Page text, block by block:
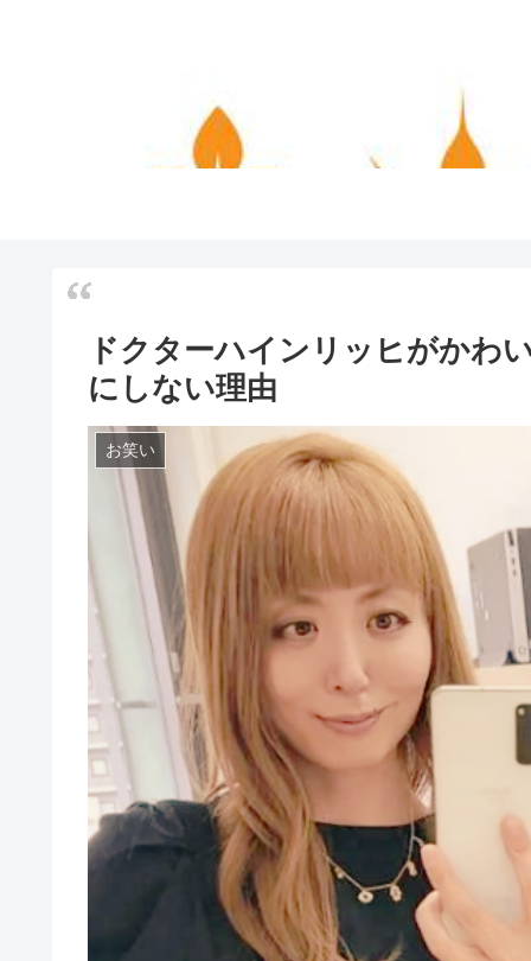
ドクターハインリッヒがかわ
にしない理由
お笑い